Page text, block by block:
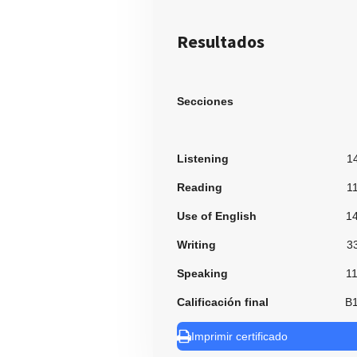
Resultados
Secciones
Listening
Reading 11
Use of English
Writing
Speaking 11
Calificación final
Imprimir certificado